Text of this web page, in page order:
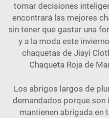
tomar decisiones
encontrará las mejores
sin tener que gastar una
y a la moda este
chaquetas de Jiayi
Chaqueta Roja de
Los abrigos largos de
demandados porque
mantienen abrigada en